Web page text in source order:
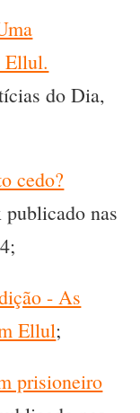
Ellul.
do Dia,
cedo?
nas
- As
Ellul;
prisioneiro